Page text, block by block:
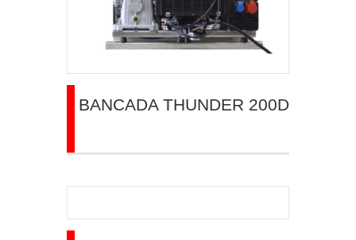
BANCADA THUNDER 200D